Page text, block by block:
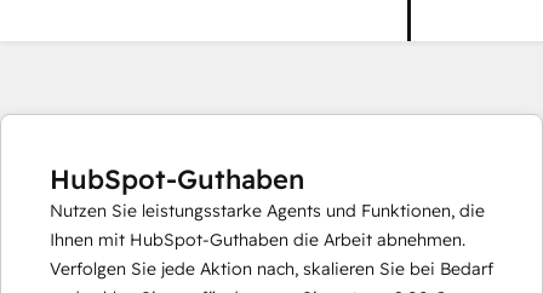
HubSpot-Guthaben
Nutzen Sie leistungsstarke Agents und Funktionen, die
Ihnen mit HubSpot-Guthaben die Arbeit abnehmen.
Verfolgen Sie jede Aktion nach, skalieren Sie bei Bedarf